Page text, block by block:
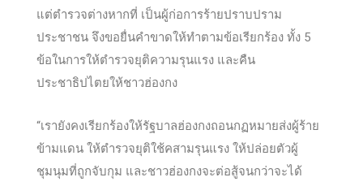
แต่ตำรวจต่างหากที่ เป็นผู้ก่อการร้ายปราบปราม
ประชาชน จึงขอยื่นคำขาดให้ทำตามข้อเรียกร้อง ทั้ง 5
ข้อในการให้ตำรวจยุติความรุนแรง และคืน
ประชาธิปไตยให้ชาวฮ่องกง
“เรายังคงเรียกร้องให้รัฐบาลฮ่องกงถอนกฏหมายส่งผู้ร้าย
ข้ามแดน ให้ตำรวจยุติใช้คสามรุนแรง ให้ปล่อยตัวผู้
ชุมนุมที่ถูกจับกุม และชาวฮ่องกงจะต่อสู้จนกว่าจะได้